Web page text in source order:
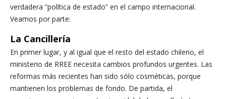
verdadera “política de estado” en el campo internacional.
Veamos por parte:
La Cancillería
En primer lugar, y al igual que el resto del estado chileno, el
ministerio de RREE necesita cambios profundos urgentes. Las
reformas más recientes han sido sólo cosméticas, porque
mantienen los problemas de fondo. De partida, el